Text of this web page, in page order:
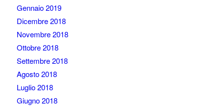
Gennaio 2019
Dicembre 2018
Novembre 2018
Ottobre 2018
Settembre 2018
Agosto 2018
Luglio 2018
Giugno 2018